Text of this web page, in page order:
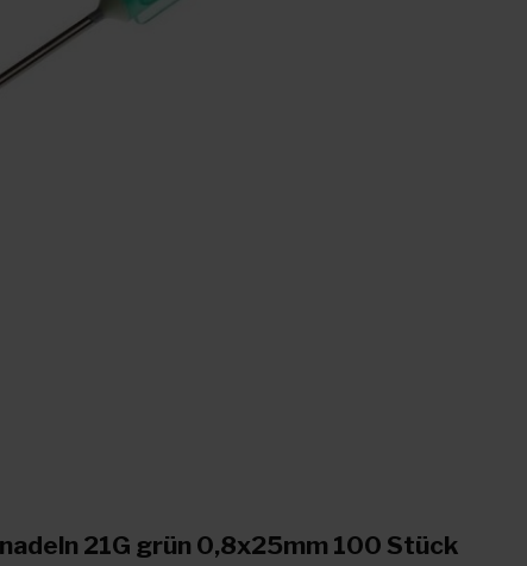
21G grün 0,8x25mm 100 Stück